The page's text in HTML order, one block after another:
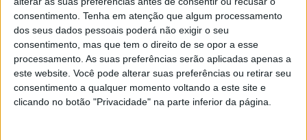
consentimento. Tenha em atenção que algum processamento
dos seus dados pessoais poderá não exigir o seu
consentimento, mas que tem o direito de se opor a esse
processamento. As suas preferências serão aplicadas apenas a
este website. Você pode alterar suas preferências ou retirar seu
consentimento a qualquer momento voltando a este site e
clicando no botão "Privacidade" na parte inferior da página.